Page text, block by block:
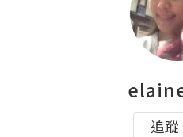
追蹤